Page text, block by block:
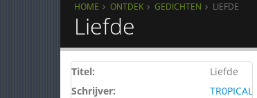
HOME ONTDEK GEDICHTEN LIEFDE
Liefde
Titel:
Liefde
Schrijver:
TR0PICAL